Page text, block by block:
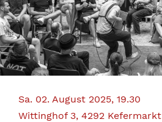
Sa. 02. August 2025, 19.30
Wittinghof 3, 4292 Kefermarkt